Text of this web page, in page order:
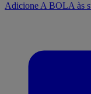
Adicione A BOLA às